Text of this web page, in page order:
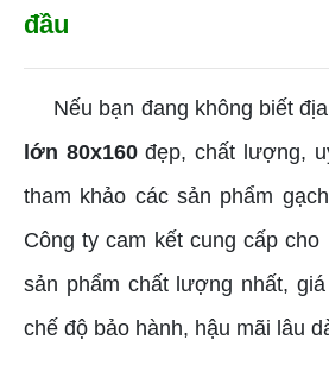
đầu
Nếu bạn đang không biết
lớn 80x160đẹp, chất lượng,
tham khảo các sản phẩm
Công ty cam kết cung cấp cho
sản phẩm chất lượng nhất,
chế độ bảo hành, hậu mãi lâu